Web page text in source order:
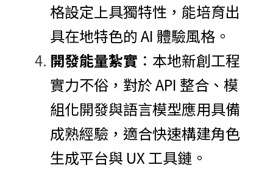
格設定上具獨特性，能培育出
具在地特色的 AI 體驗風格。
開發能量紮實 ：本地新創工程
實力不俗，對於 API 整合、模
組化開發與語言模型應用具備
成熟經驗，適合快速構建角色
生成平台與 UX 工具鏈。